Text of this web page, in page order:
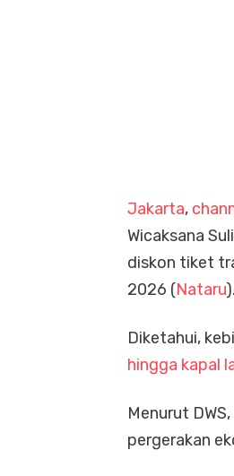
Jakarta,
Wicaksana
diskon tiket
2026 (Nataru).
Diketahui,
hingga kapal
Menurut
pergerakan